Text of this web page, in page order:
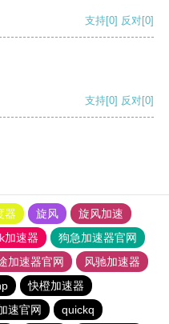
支持[0] 反对[0]
支持[0] 反对[0]
器 旋风
旋风加速
加速器
狗急加速器官网
加速器官网
风驰加速器
快橙加速器
速官网 quickq